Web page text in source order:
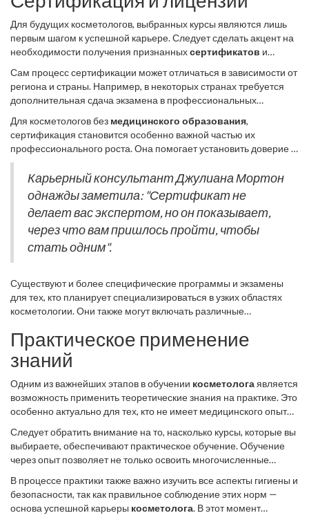
Для будущих косметологов, выбранных курсы являются лишь
первым шагом к успешной карьере. Следует сделать акцент на
необходимости получения признанныхсертификатов и
возможностей на рынке труда. Сертификация подтверждает,
что вы прошли обучение и обладаете соответствующими
навыками, что делает вас конкурентоспособным среди коллег.
Некоторые курсы уже включают в себя получение сертификата,
это может быть важным критерием выбора учебного заведения.
Сам процесс сертификации может отличаться в зависимости от
региона и страны. Например, в некоторых странах требуется
дополнительная сдача экзамена в профессиональных
неприятных сюрпризов. К примеру, в США сертификация может
включать теоретическое тестирование и практическую
проверку навыков, что свидетельствует об уверенности в вашей
обновление лицензий и повышение квалификации могут
требоваться спустя некоторое время.
Для косметологов без медицинского образования,
сертификация становится особенно важной частью их
профессионального роста. Она помогает установить доверие у
клиентов и демонстрирует вашу приверженность постоянному
обучению и совершенствованию. Как говорится, "образование -
это то, что остается после того, как забыто все выученное", и
наработанные сертификаты – именно та память, которая
помогает укрепляться и расти в профессии.
Карьерный консультант Джулиана Мортон
однажды заметила: "Сертификат не
делает вас экспертом, но он показывает,
через что вам пришлось пройти, чтобы
стать одним".
Существуют и более специфические программы и экзамены
для тех, кто планирует специализироваться в узких областях
косметологии. Они также могут включать различные
теоретические знания на практике. Таким образом,
профессиональная сертификация становится, по сути,
маркером качества и надежности специалиста, что особенно
важно в условиях интенсивной конкуренции на современном
рынке. Проверьте, есть ли у вашего курсового центра
аккредитация и возможность выдачи международно
возможностей в глобальной косметологической индустрии.
Практическое применение
знаний
Одним из важнейших этапов в обучении косметологаявляется
возможность применить теоретические знания на практике. Это
особенно актуально для тех, кто не имеет медицинского опыта,
косметологии. Многие курсы предлагают стажировки и
практические занятия, которые позволяют будущим
специалистам почувствовать себя в реальной рабочей
обстановке и столкнуться с различными типами кожи, проблем
и запросов клиентов. Практический опыт очень важен,
поскольку он помогает закрепить полученные знания и
Следует обратить внимание на то, насколько курсы, которые вы
выбираете, обеспечивают практическое обучение. Обучение
через опыт позволяет не только освоить многочисленные
освоить искусство общения с клиентами, создание для них
комфортной атмосферы и правильный подбор косметических
средств. Курсы, предлагающие такую интеграцию знаний,
В процессе практики также важно изучить все аспекты гигиены и
безопасности, так как правильное соблюдение этих норм —
основа успешной карьеры косметолога. В этот момент